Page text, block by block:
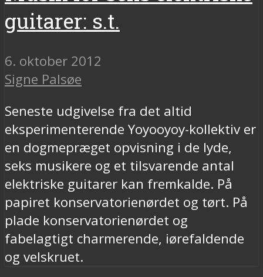
guitarer: s.t.
6. oktober 2012
Signe Palsøe
Seneste udgivelse fra det altid
eksperimenterende Yoyooyoy-kollektiv er
en dogmepræget opvisning i de lyde,
seks musikere og et tilsvarende antal
elektriske guitarer kan fremkalde. På
papiret konservatorienørdet og tørt. På
plade konservatorienørdet og
fabelagtigt charmerende, iørefaldende
og velskruet.